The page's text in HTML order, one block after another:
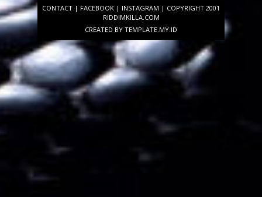
CONTACT | FACEBOOK | INSTAGRAM | COPYRIGHT 2001
RIDDIMKILLA.COM
CREATED BY TEMPLATE.MY.ID